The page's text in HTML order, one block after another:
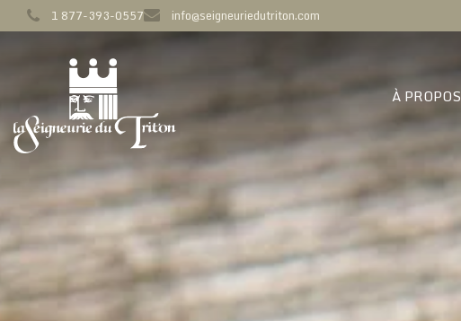
1 877-393-0557 info@seigneuriedutriton.com
À PROPOS